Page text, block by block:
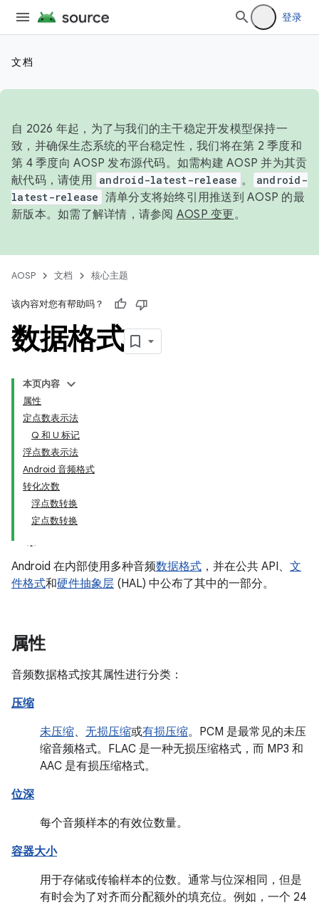
登录
文档
自 2026 年起，为了与我们的主干稳定开发模型保持一
致，并确保生态系统的平台稳定性，我们将在第 2 季度和
第 4 季度向 AOSP 发布源代码。如需构建 AOSP 并为其贡
献代码，请使用 android-latest-release 。
android-
latest-release 清单分支将始终引用推送到 AOSP 的最
新版本。如需了解详情，请参阅 AOSP 变更。
AOSP 文档 核心主题
该内容对您有帮助吗？
数据格式
本页内容
属性
定点数表示法
Q 和 U 标记
浮点数表示法
Android 音频格式
转化次数
浮点数转换
定点数转换
Android 在内部使用多种音频数据格式 ，并在公共 API、 文
件格式和硬件抽象层 (HAL) 中公布了其中的一部分。
属性
音频数据格式按其属性进行分类：
压缩
未压缩、 无损压缩或有损压缩。PCM 是最常见的未压
缩音频格式。FLAC 是一种无损压缩格式，而 MP3 和
AAC 是有损压缩格式。
位深
每个音频样本的有效位数量。
容器大小
用于存储或传输样本的位数。通常与位深相同，但是
有时会为了对齐而分配额外的填充位。例如，一个 24